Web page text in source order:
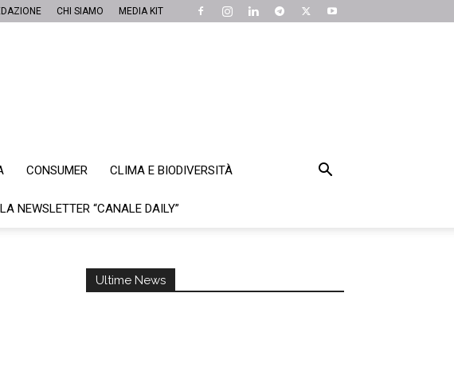
CHI SIAMO MEDIA KIT
CONSUMER CLIMA E BIODIVERSITÀ
NEWSLETTER “CANALE DAILY”
Ultime News